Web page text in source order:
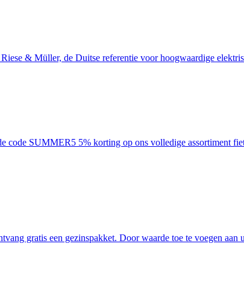
& Müller, de Duitse referentie voor hoogwaardige
SUMMER5 5% korting op ons volledige assortiment
gratis een gezinspakket. Door waarde toe te voegen